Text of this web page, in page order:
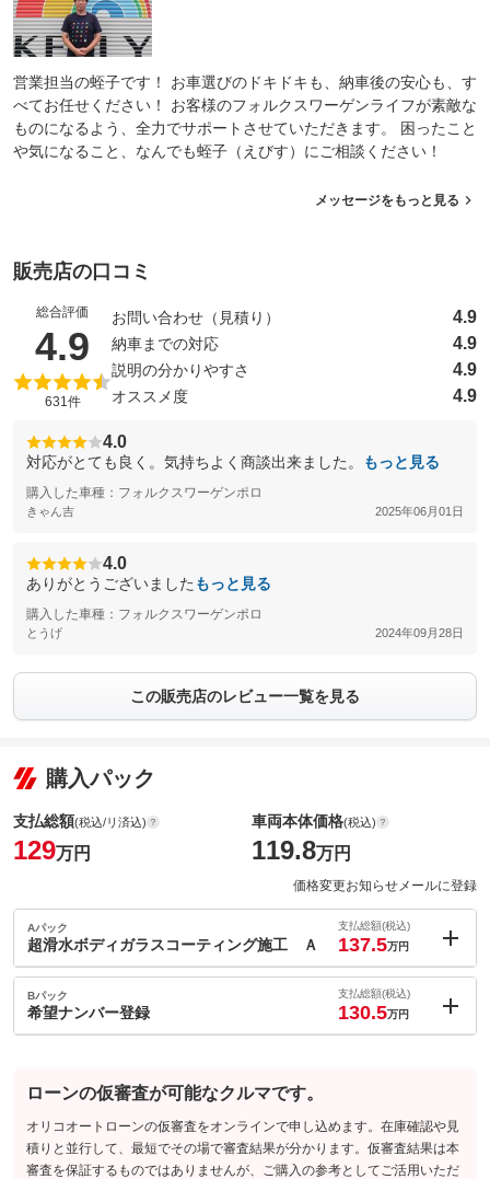
営業担当の蛭子です！ お車選びのドキドキも、納車後の安心も、す
べてお任せください！ お客様のフォルクスワーゲンライフが素敵な
ものになるよう、全力でサポートさせていただきます。 困ったこと
や気になること、なんでも蛭子（えびす）にご相談ください！
メッセージをもっと見る
販売店の口コミ
総合評価
4.9 （5点満点中）
631件
お問い合わせ（見積り） 4.9
納車までの対応 4.9
説明の分かりやすさ 4.9
オススメ度 4.9
4.0
対応がとても良く。気持ちよく商談出来ました。 もっと見る
購入した車種：フォルクスワーゲンポロ
きゃん吉 2025年06月01日
4.0
ありがとうございました もっと見る
購入した車種：フォルクスワーゲンポロ
とうげ 2024年09月28日
この販売店のレビュー一覧を見る
購入パック
支払総額(税込/リ済込)
129万円
車両本体価格(税込)
119.8万円
価格変更お知らせメールに登録
Aパック
超滑水ボディガラスコーティング施工 Ａ
支払総額(税込)
137.5万円
内：オプシ
ョン価格
(税込)
車両本体価
パック内容
Bパック
希望ナンバー登録
支払総額(税込)
130.5万円
車両本体価
格
ローンの仮審査が可能なクルマです。
オリコオートローンの仮審査をオンラインで申し込めます。在庫確認や見
積りと並行して、最短でその場で審査結果が分かります。仮審査結果は本
審査を保証するものではありませんが、ご購入の参考としてご活用いただ